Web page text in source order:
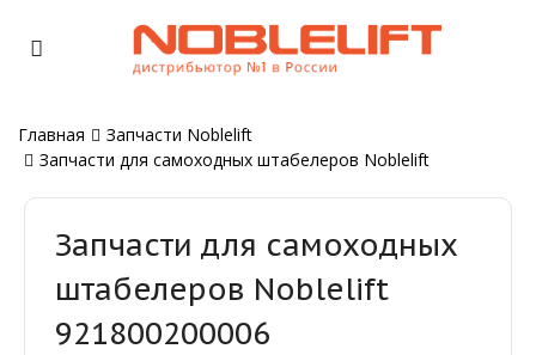
Главная
Запчасти Noblelift
Запчасти для самоходных штабелеров Noblelift
Запчасти для самоходных
штабелеров Noblelift
921800200006